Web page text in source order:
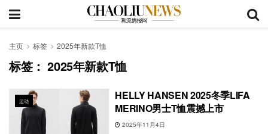
主页 标签 2025年新款T恤
标签：2025年新款T恤
运动
HELLY HANSEN 2025冬季LIFA
MERINO男士T恤震撼上市
2025年11月4日